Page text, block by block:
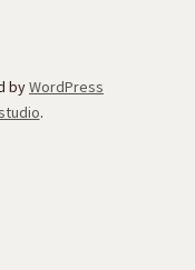
byWordPress
.